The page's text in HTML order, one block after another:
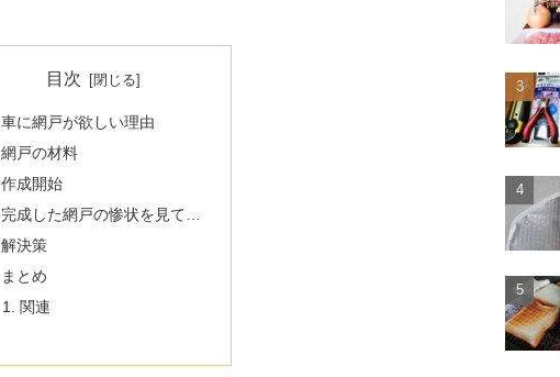
目次
車に網戸が欲しい理由
網戸の材料
作成開始
完成した網戸の惨状を見て…
解決策
まとめ
関連